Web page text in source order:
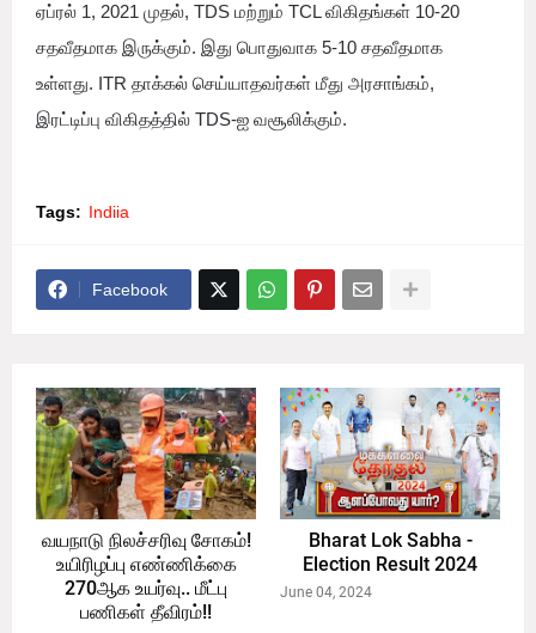
ஏப்ரல் 1, 2021 முதல், TDS மற்றும் TCL விகிதங்கள் 10-20
சதவீதமாக இருக்கும். இது பொதுவாக 5-10 சதவீதமாக
உள்ளது. ITR தாக்கல் செய்யாதவர்கள் மீது அரசாங்கம்,
இரட்டிப்பு விகிதத்தில் TDS-ஐ வசூலிக்கும்.
Tags: Indiia
Facebook
வயநாடு நிலச்சரிவு சோகம்!
உயிரிழப்பு எண்ணிக்கை
270ஆக உயர்வு.. மீட்பு
பணிகள் தீவிரம்!!
Bharat Lok Sabha -
Election Result 2024
June 04, 2024